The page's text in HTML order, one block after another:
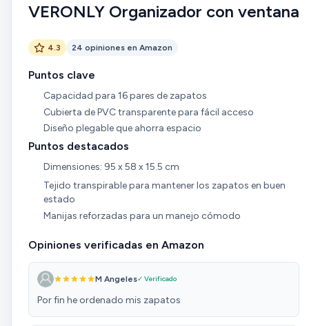
VERONLY Organizador con ventana
4.3 24 opiniones en Amazon
Puntos clave
Capacidad para 16 pares de zapatos
Cubierta de PVC transparente para fácil acceso
Diseño plegable que ahorra espacio
Puntos destacados
Dimensiones: 95 x 58 x 15.5 cm
Tejido transpirable para mantener los zapatos en buen
estado
Manijas reforzadas para un manejo cómodo
Opiniones verificadas en Amazon
M Angeles✓ Verificado
Por fin he ordenado mis zapatos